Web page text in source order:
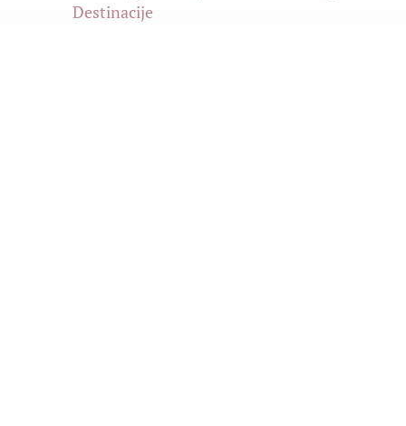
Destinacije